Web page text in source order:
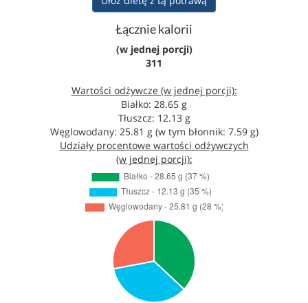
Łącznie kalorii
(w jednej porcji)
311
Wartości odżywcze (w jednej porcji):
Białko: 28.65 g
Tłuszcz: 12.13 g
Węglowodany: 25.81 g (w tym błonnik: 7.59 g)
Udziały procentowe wartości odżywczych
(w jednej porcji):